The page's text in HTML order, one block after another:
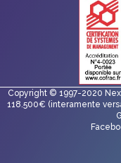
Copyright © 1997-2020
118.500€ (interamente